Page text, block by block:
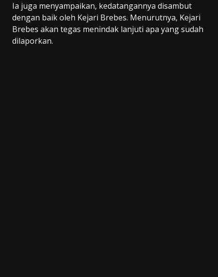
Ia juga menyampaikan, kedatangannya disambut
dengan baik oleh Kejari Brebes. Menurutnya, Kejari
Brebes akan tegas menindak lanjuti apa yang sudah
dilaporkan.